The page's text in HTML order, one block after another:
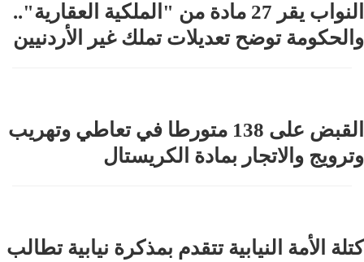
النواب يقر 27 مادة من "الملكية العقارية"..
والحكومة توضح تعديلات تملك غير الأردنيين
القبض على 138 متورطا في تعاطي وتهريب
وترويج والاتجار بمادة الكريستال
كتلة الأمة النيابية تتقدم بمذكرة نيابية تطالب